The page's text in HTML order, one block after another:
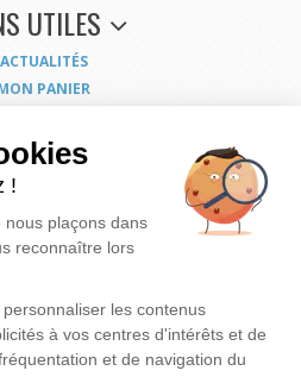
UTILES
ACTUALITÉS
PANIER
CONTACTER
GÉNÉRALES DE VENTE
LÉGALES
CONFIDENTIALITÉ
VOS DROITS
DU SITE
!
nous plaçons dans
reconnaître lors
les contenus
à vos centres d'intérêts et de
et de navigation du